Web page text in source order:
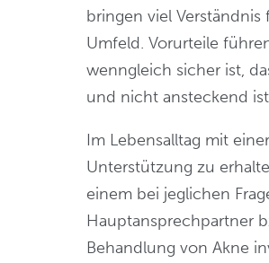
bringen viel
Umfeld. Vorurteile
wenngleich sicher ist,
und nicht ansteckend
Im Lebensalltag mit
Unterstützung zu
einem bei jeglichen
Hauptansprechpartner
Behandlung von Akne